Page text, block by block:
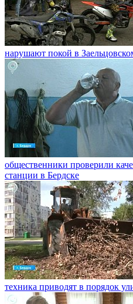
нарушают покой в
общественники проверили
станции в Бердске
техника приводят в порядок